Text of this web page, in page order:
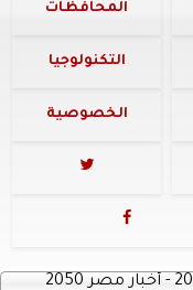
المحافظات
التكنولوجيا
الخصوصية

